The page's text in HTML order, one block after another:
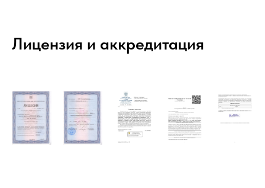
Лицензия и аккредитация